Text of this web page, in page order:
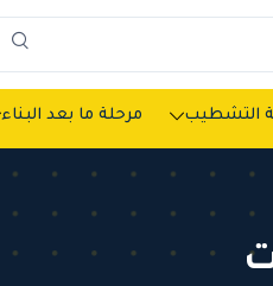
التشطيب مرحلة ما بعد البناء